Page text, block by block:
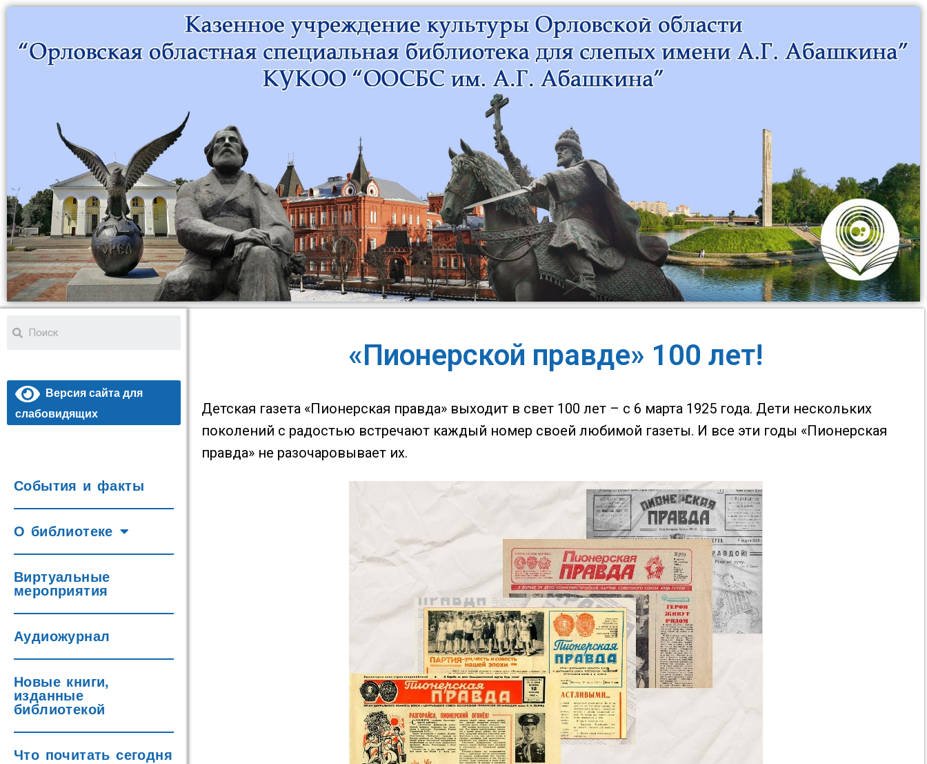
Версия сайта для
слабовидящих
События и факты
О библиотеке
Виртуальные
мероприятия
Аудиожурнал
Новые книги,
изданные
библиотекой
Что почитать сегодня
«Пионерской правде» 100 лет!
Детская газета «Пионерская правда» выходит в свет 100 лет – с 6 марта 1925 года. Дети нескольких
поколений с радостью встречают каждый номер своей любимой газеты. И все эти годы «Пионерская
правда» не разочаровывает их.